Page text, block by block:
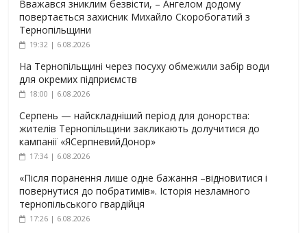
Вважався зниклим безвісти, – Ангелом додому
повертається захисник Михайло Скоробогатий з
Тернопільщини
19:32 | 6.08.2026
На Тернопільщині через посуху обмежили забір води
для окремих підприємств
18:00 | 6.08.2026
Серпень — найскладніший період для донорства:
жителів Тернопільщини закликають долучитися до
кампанії «ЯСерпневийДонор»
17:34 | 6.08.2026
«Після поранення лише одне бажання –відновитися і
повернутися до побратимів». Історія незламного
тернопільського гвардійця
17:26 | 6.08.2026